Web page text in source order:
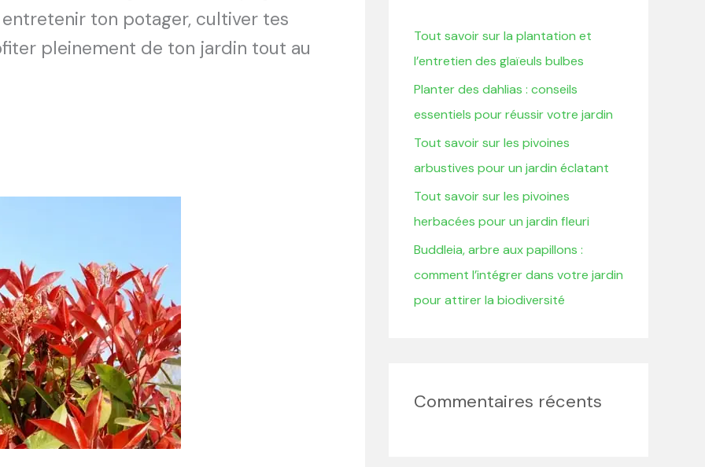
ton potager, cultiver tes
pleinement de ton jardin tout au
c
h
e
r
:
Tout savoir sur la plantation et
l’entretien des glaïeuls bulbes
Planter des dahlias : conseils
essentiels pour réussir votre jardin
Tout savoir sur les pivoines
arbustives pour un jardin éclatant
Tout savoir sur les pivoines
herbacées pour un jardin fleuri
Buddleia, arbre aux papillons :
comment l’intégrer dans votre jardin
pour attirer la biodiversité
Commentaires récents